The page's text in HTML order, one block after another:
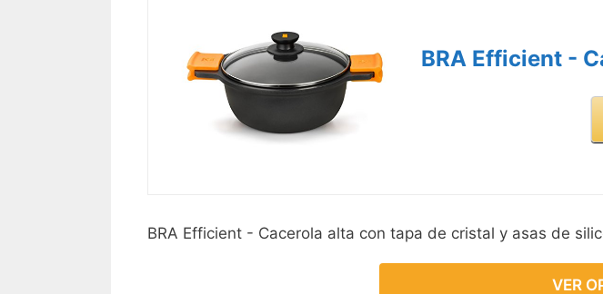
BRA Efficient -
BRA Efficient - Cacerola alta con tapa de cristal y asas de
VER